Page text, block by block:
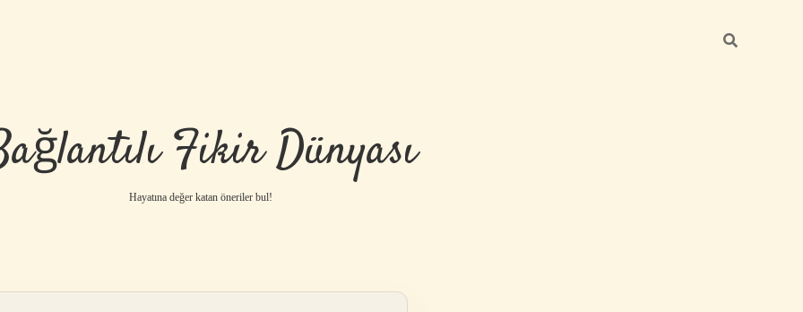
Fikir Dünyası
Hayatına değer katan öneriler bul!